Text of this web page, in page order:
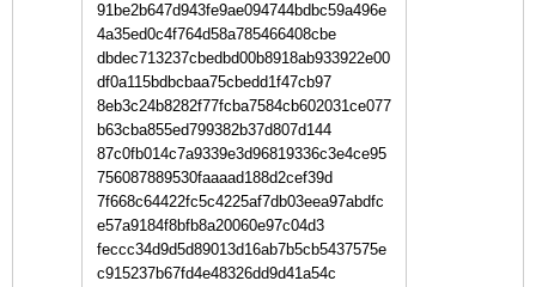
91be2b647d943fe9ae094744bdbc59a496e
4a35ed0c4f764d58a785466408cbe
dbdec713237cbedbd00b8918ab933922e00
df0a115bdbcbaa75cbedd1f47cb97
8eb3c24b8282f77fcba7584cb602031ce077
b63cba855ed799382b37d807d144
87c0fb014c7a9339e3d96819336c3e4ce95
756087889530faaaad188d2cef39d
7f668c64422fc5c4225af7db03eea97abdfc
e57a9184f8bfb8a20060e97c04d3
feccc34d9d5d89013d16ab7b5cb5437575e
c915237b67fd4e48326dd9d41a54c